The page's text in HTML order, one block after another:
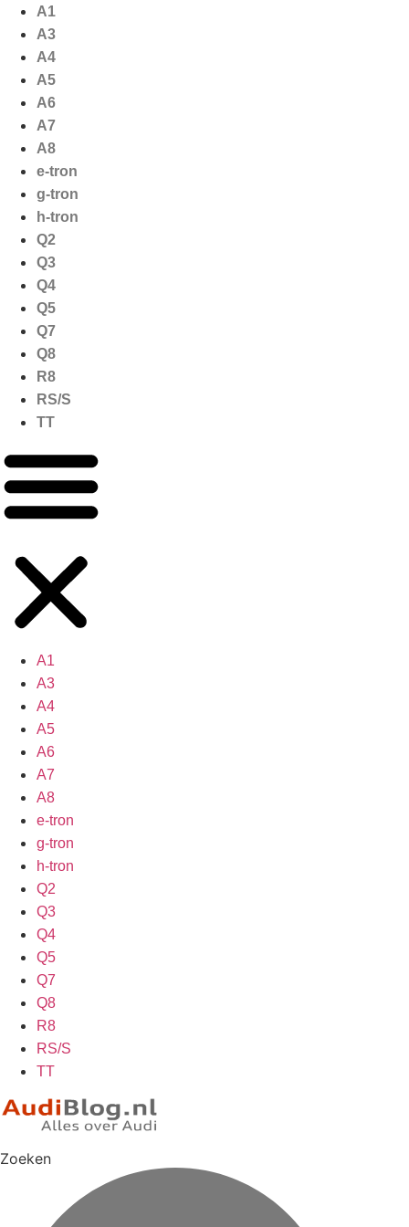
naar
inhoud
A1
A3
A4
A5
A6
A7
A8
e-tron
g-tron
h-tron
Q2
Q3
Q4
Q5
Q7
Q8
R8
RS/S
TT
A1
A3
A4
A5
A6
A7
A8
e-tron
g-tron
h-tron
Q2
Q3
Q4
Q5
Q7
Q8
R8
RS/S
TT
Zoeken